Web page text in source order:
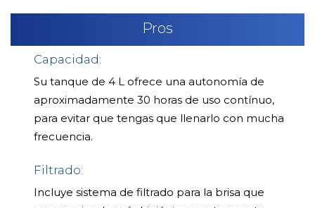
Pros
Capacidad:
Su tanque de 4 L ofrece una autonomía de
aproximadamente 30 horas de uso contínuo,
para evitar que tengas que llenarlo con mucha
frecuencia.
Filtrado:
Incluye sistema de filtrado para la brisa que